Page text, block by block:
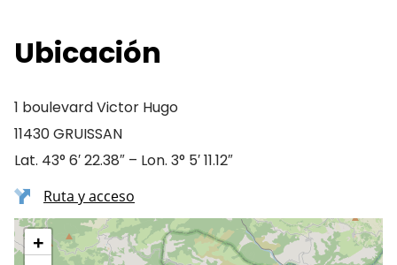
Ubicación
1 boulevard Victor Hugo
11430 GRUISSAN
Lat. 43° 6′ 22.38″ – Lon. 3° 5′ 11.12″
Ruta y acceso
+